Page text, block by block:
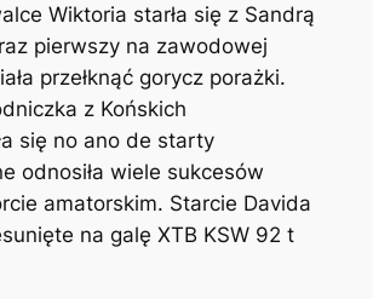
Wiktoria starła się z Sandrą
pierwszy na zawodowej
przełknąć gorycz porażki.
z Końskich
się no ano de starty
odnosiła wiele sukcesów
amatorskim. Starcie Davida
na galę XTB KSW 92 t